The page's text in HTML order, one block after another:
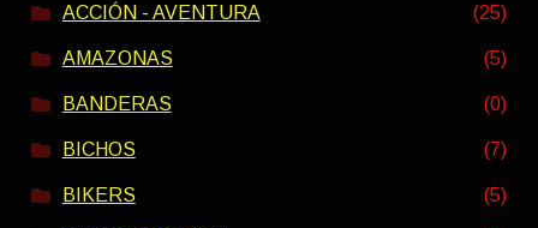
ACCIÓN - AVENTURA (25)
AMAZONAS (5)
BANDERAS (0)
BICHOS (7)
BIKERS (5)